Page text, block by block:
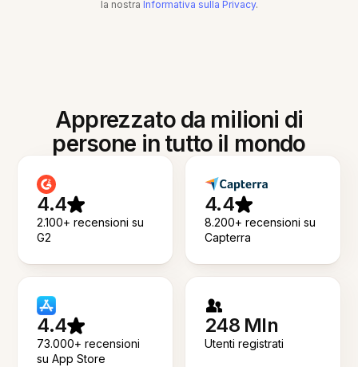
la nostra Informativa sulla Privacy.
Apprezzato da milioni di
persone in tutto il mondo
4.4
2.100+ recensioni su
G2
4.4
8.200+ recensioni su
Capterra
4.4
73.000+ recensioni
su App Store
248 Mln
Utenti registrati